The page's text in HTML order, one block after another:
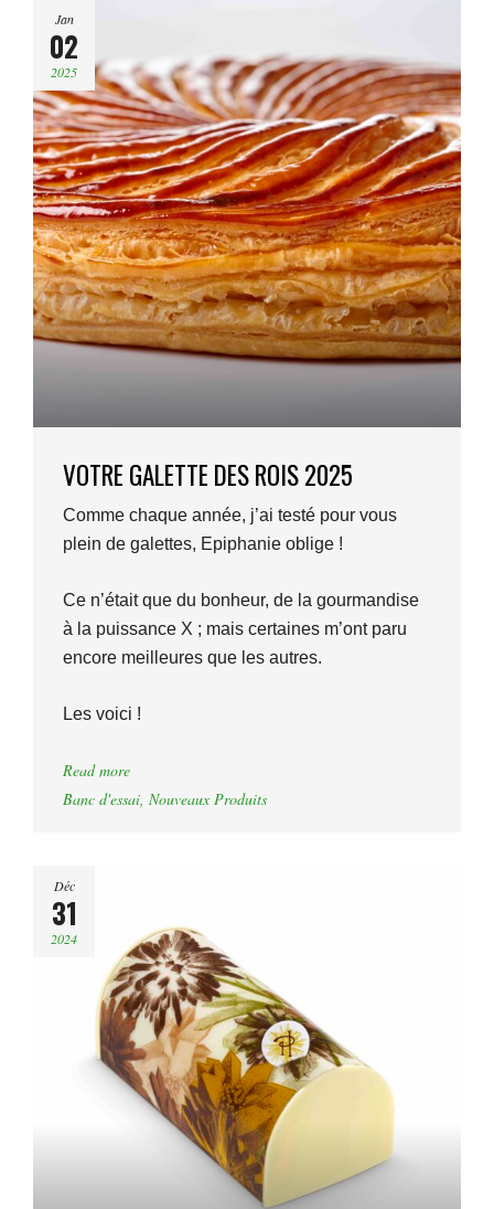
Jan
02
2025
VOTRE GALETTE DES ROIS 2025
Comme chaque année, j’ai testé pour vous
plein de galettes, Epiphanie oblige !
Ce n’était que du bonheur, de la gourmandise
à la puissance X ; mais certaines m’ont paru
encore meilleures que les autres.
Les voici !
Read more
Banc d'essai, Nouveaux Produits
Déc
31
2024